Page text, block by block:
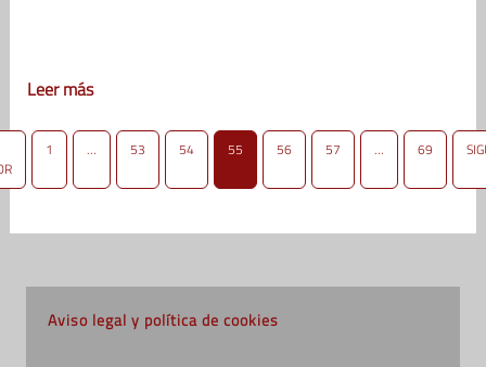
Leer más
1 … 53 54 55 56 57 … 69
Aviso legal y política de cookies